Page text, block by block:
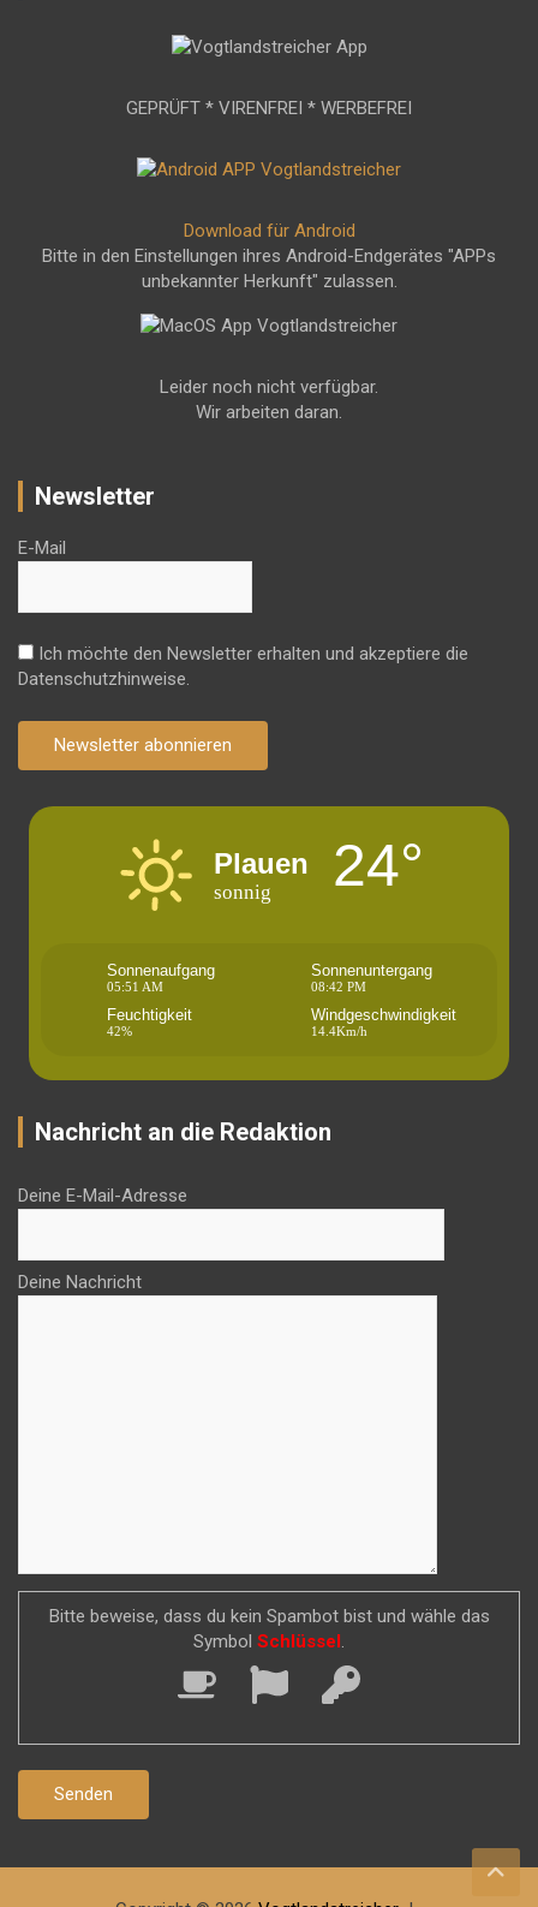
GEPRÜFT * VIRENFREI * WERBEFREI
Download für Android
Bitte in den Einstellungen ihres Android-Endgerätes "APPs
unbekannter Herkunft" zulassen.
Leider noch nicht verfügbar.
Wir arbeiten daran.
Newsletter
E-Mail
Ich möchte den Newsletter erhalten und akzeptiere die
Datenschutzhinweise.
Newsletter abonnieren
Plauen
sonnig 24°
Sonnenaufgang
05:51 AM
Sonnenuntergang
08:42 PM
Feuchtigkeit
42%
Windgeschwindigkeit
14.4Km/h
Nachricht an die Redaktion
Deine E-Mail-Adresse
Deine Nachricht
Bitte beweise, dass du kein Spambot bist und wähle das
Symbol Schlüssel .